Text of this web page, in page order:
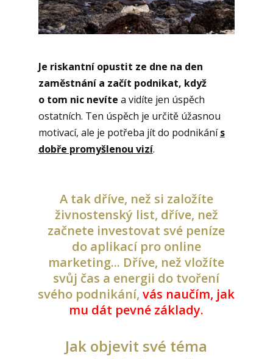
Je riskantní opustit ze dne na den
zaměstnání a začít podnikat, když
o tom nic nevíte a vidíte jen úspěch
ostatních. Ten úspěch je určitě úžasnou
motivací, ale je potřeba jít do podnikánís
dobře promyšlenou vizí.
A tak dříve, než si založíte
živnostenský list, dříve, než
začnete investovat své peníze
do aplikací pro online
marketing... Dříve, než vložíte
svůj čas a energii do tvoření
svého podnikání, vás naučím, jak
mu dát pevné základy.
Jak objevit své téma